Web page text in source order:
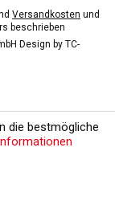
Versandkosten und
beschrieben
Design by TC-
die bestmögliche